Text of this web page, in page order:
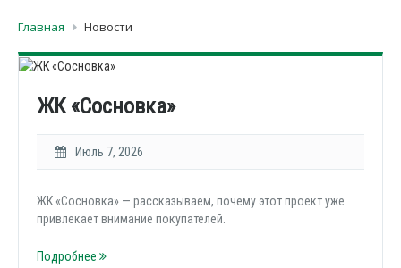
Главная Новости
ЖК «Сосновка»
Июль 7, 2026
ЖК «Сосновка» — рассказываем, почему этот проект уже
привлекает внимание покупателей.
Подробнее